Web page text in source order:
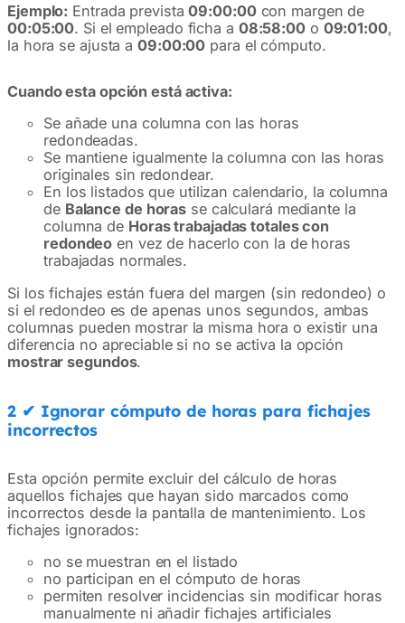
Ejemplo: Entrada prevista09:00:00con margen de
00:05:00. Si el empleado ficha a 08:58:00o 09:01:00,
la hora se ajusta a 09:00:00 para el cómputo.
Cuando esta opción está activa:
Se añade una columna con las horas
redondeadas.
Se mantiene igualmente la columna con las horas
originales sin redondear.
En los listados que utilizan calendario, la columna
de Balance de horas se calculará mediante la
columna de Horas trabajadas totales con
redondeo en vez de hacerlo con la de horas
trabajadas normales.
Si los fichajes están fuera del margen (sin redondeo) o
si el redondeo es de apenas unos segundos, ambas
columnas pueden mostrar la misma hora o existir una
diferencia no apreciable si no se activa la opción
mostrar segundos.
2 ✔ Ignorar cómputo de horas para fichajes
incorrectos
Esta opción permite excluir del cálculo de horas
aquellos fichajes que hayan sido marcados como
incorrectos desde la pantalla de mantenimiento. Los
fichajes ignorados:
no se muestran en el listado
no participan en el cómputo de horas
permiten resolver incidencias sin modificar horas
manualmente ni añadir fichajes artificiales